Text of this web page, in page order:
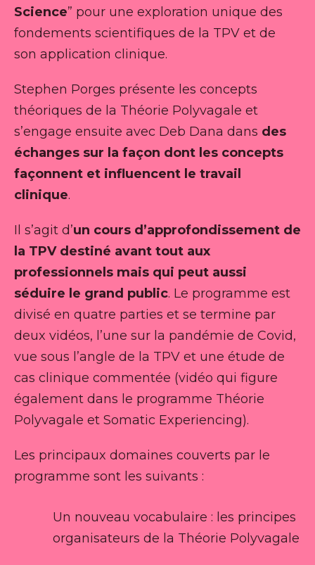
Science” pour une exploration unique des
fondements scientifiques de la TPV et de
son application clinique.
Stephen Porges présente les concepts
théoriques de la Théorie Polyvagale et
s’engage ensuite avec Deb Dana dans des
échanges sur la façon dont les concepts
façonnent et influencent le travail
clinique.
Il s’agit d’un cours d’approfondissement de
la TPV destiné avant tout aux
professionnels mais qui peut aussi
séduire le grand public. Le programme est
divisé en quatre parties et se termine par
deux vidéos, l’une sur la pandémie de Covid,
vue sous l’angle de la TPV et une étude de
cas clinique commentée (vidéo qui figure
également dans le programme Théorie
Polyvagale et Somatic Experiencing).
Les principaux domaines couverts par le
programme sont les suivants :
Un nouveau vocabulaire : les principes
organisateurs de la Théorie Polyvagale